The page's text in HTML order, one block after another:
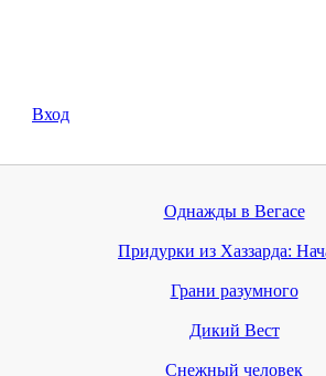
Вход
Однажды в Вегасе
Придурки из Хаззарда:
Грани разумного
Дикий Вест
Снежный человек